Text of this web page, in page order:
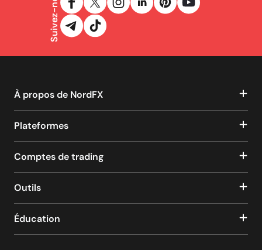
Suivez-nous
À propos de NordFX
Plateformes
Comptes de trading
Outils
Éducation